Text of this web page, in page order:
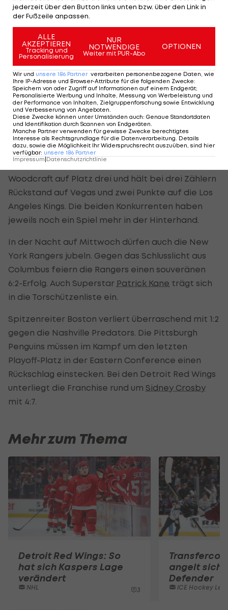
Kampf um die Spitze verspricht
Vor allem der Beginn gegen Vegas verläuft
turbulent. Nach nicht einmal zehn gespielten
Minuten führen die Oilers bereits mit 3:2. Die
Entscheidung fällt im zweiten Drittel als die
Kanadier nach dem Ausgleichstreffer von Vegas
binnen zehn Minuten auf 6:3 stellten.
Mit dem 7:4-Auswärtssieg setzen die Oilers ein
Zeichen im Kampf um Platz eins in der Pacific
Divsion. Momentan liegt die Mannschaft von Jay
Woodcraft auf Platz drei und hält bei drei Zählern
Rückstand auf Vegas und zwei Punkte auf die Los
Angeles Kings. Die beiden Konkurrenten haben
jeweils noch ein Spiel mehr in der Hinterhand.
In der Nacht auf Mittwoch dürfen auch die New
York Rangers jubeln. Gegen das Schlusslicht aus
Columbus feiern die Rangers einen souveränen
6:2-Erfolg. Auch Superstar Patrick Kane trägt sich
in die Torschützenliste ein.
Spitzenreiter Boston verliert überraschend mit 1:2
gegen die Nashville Predators. Die Pittsburgh
Penguins müssen im Kampf um den letzten
Playoff-Platz in der Eastern Conference einen
Rückschlag einstecken. Bei den Detroit Red Wings
unterliegt die Franchise rund um Sidney Crosby
mit 4:7.
Mehr zum Thema
Detroit Red Wings: So
hat sich Kaspers Lage
verändert
NHL 3
angelt sich
Defender
ICE Hockey
jederzeit über den Button links unten bzw. über den Link in
der Fußzeile anpassen.
ALLE
AKZEPTIEREN
Tracking und
Personalisierung
NUR
NOTWENDIGE
Weiter mit PUR-Abo
OPTIONEN
Wir und unsere 186 Partner verarbeiten personenbezogene Daten, wie
Ihre IP-Adresse und Browser-Attribute für die folgenden Zwecke:
Speichern von oder Zugriff auf Informationen auf einem Endgerät;
Personalisierte Werbung und Inhalte, Messung von Werbeleistung und
der Performance von Inhalten, Zielgruppenforschung sowie Entwicklung
und Verbesserung von Angeboten
Diese Zwecke können unter Umständen auch: Genaue Standortdaten
und Identifikation durch Scannen von Endgeräten
Manche Partner verwenden für gewisse Zwecke berechtigtes
Interesse als Rechtsgrundlage für die Datenverarbeitung. Details
dazu, sowie die Möglichkeit Ihr Widerspruchsrecht auszuüben, sind hier
verfügbar: unsere 186 Partner
Impressum|Datenschutzrichtlinie